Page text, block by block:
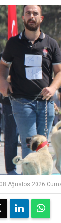
08 Ağustos 2026